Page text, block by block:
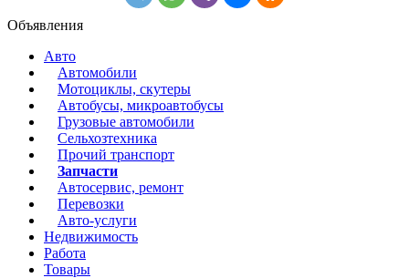
Объявления
Авто
Автомобили
Мотоциклы, скутеры
Автобусы, микроавтобусы
Грузовые автомобили
Сельхозтехника
Прочий транспорт
Запчасти
Автосервис, ремонт
Перевозки
Авто-услуги
Недвижимость
Работа
Товары